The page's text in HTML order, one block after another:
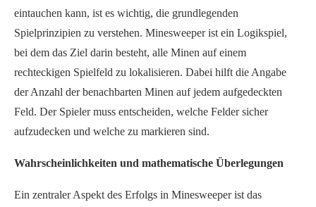
eintauchen kann, ist es wichtig, die grundlegenden
Spielprinzipien zu verstehen. Minesweeper ist ein Logikspiel,
bei dem das Ziel darin besteht, alle Minen auf einem
rechteckigen Spielfeld zu lokalisieren. Dabei hilft die Angabe
der Anzahl der benachbarten Minen auf jedem aufgedeckten
Feld. Der Spieler muss entscheiden, welche Felder sicher
aufzudecken und welche zu markieren sind.
Wahrscheinlichkeiten und mathematische Überlegungen
Ein zentraler Aspekt des Erfolgs in Minesweeper ist das